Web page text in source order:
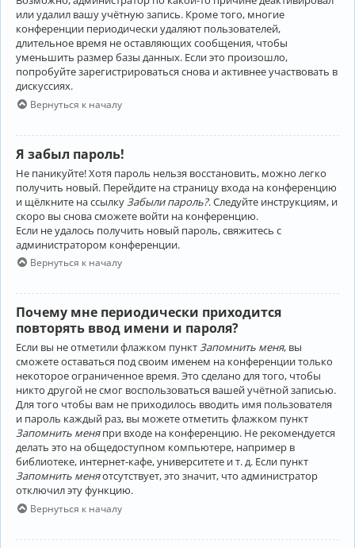
или удалил вашу учётную запись. Кроме того, многие
конференции периодически удаляют пользователей,
длительное время не оставляющих сообщения, чтобы
уменьшить размер базы данных. Если это произошло,
попробуйте зарегистрироваться снова и активнее участвовать в
дискуссиях.
Вернуться к началу
Я забыл пароль!
Не паникуйте! Хотя пароль нельзя восстановить, можно легко
получить новый. Перейдите на страницу входа на конференцию
и щёлкните на ссылку Забыли пароль?. Следуйте инструкциям, и
скоро вы снова сможете войти на конференцию.
Если не удалось получить новый пароль, свяжитесь с
администратором конференции.
Вернуться к началу
Почему мне периодически приходится
повторять ввод имени и пароля?
Если вы не отметили флажком пунктЗапомнить меня, вы
сможете оставаться под своим именем на конференции только
некоторое ограниченное время. Это сделано для того, чтобы
никто другой не смог воспользоваться вашей учётной записью.
Для того чтобы вам не приходилось вводить имя пользователя
и пароль каждый раз, вы можете отметить флажком пункт
Запомнить меняпри входе на конференцию. Не рекомендуется
делать это на общедоступном компьютере, например в
библиотеке, интернет-кафе, университете и т. д. Если пункт
Запомнить меняотсутствует, это значит, что администратор
отключил эту функцию.
Вернуться к началу